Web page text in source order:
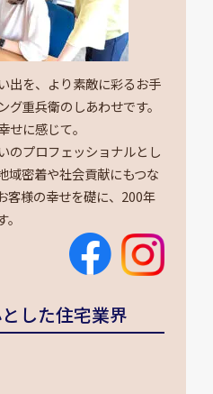
出を、より素敵に彩るお手
重兵衛のしあわせです。
せに感じて。
のプロフェッショナルとし
域密着や社会貢献にもつな
客様の幸せを礎に、200年
した住宅業界